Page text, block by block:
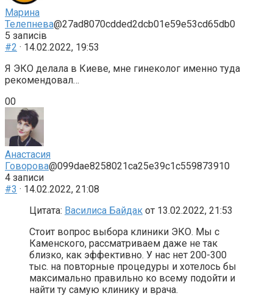
Марина
Телепнева@27ad8070cdded2dcb01e59e53cd65db0
5 записів
#2 · 14.02.2022, 19:53
Я ЭКО делала в Киеве, мне гинеколог именно туда
рекомендовал…
Голосуйте
палець
донизу.
0Голосуйте
палець
доверху.
0
Анастасия
Говорова@099dae8258021ca25e39c1c559873910
4 записи
#3 · 14.02.2022, 21:08
Цитата: Василиса Байдак от 13.02.2022, 21:53
Стоит вопрос выбора клиники ЭКО. Мы с
Каменского, рассматриваем даже не так
близко, как эффективно. У нас нет 200-300
тыс. на повторные процедуры и хотелось бы
максимально правильно ко всему подойти и
найти ту самую клинику и врача.